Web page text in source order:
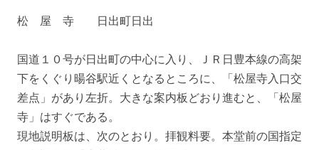
松 屋 寺 日出町日出
国道１０号が日出町の中心に入り、ＪＲ日豊本線の高架
下をくぐり暘谷駅近くとなるところに、「松屋寺入口交
差点」があり左折。大きな案内板どおり進むと、「松屋
寺」はすぐである。
現地説明板は、次のとおり。拝観料要。本堂前の国指定